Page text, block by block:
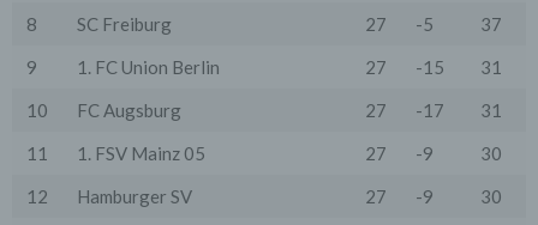
8
SC Freiburg 27 -5
37
9
1. FC Union Berlin 27 -15
31
10
FC Augsburg 27 -17
31
11
1. FSV Mainz 05 27 -9
30
12
Hamburger SV 27 -9
30
der abgerufenen Webseite, Datei, Datum und Uhrzeit
erfolgreichen Abruf, Browsertyp nebst Version, das
besuchte Seite), IP-Adresse und der anfragende
Provider.
Wir verwenden die Protokolldaten ohne Zuordnung zur
entsprechend den gesetzlichen Bestimmungen nur für